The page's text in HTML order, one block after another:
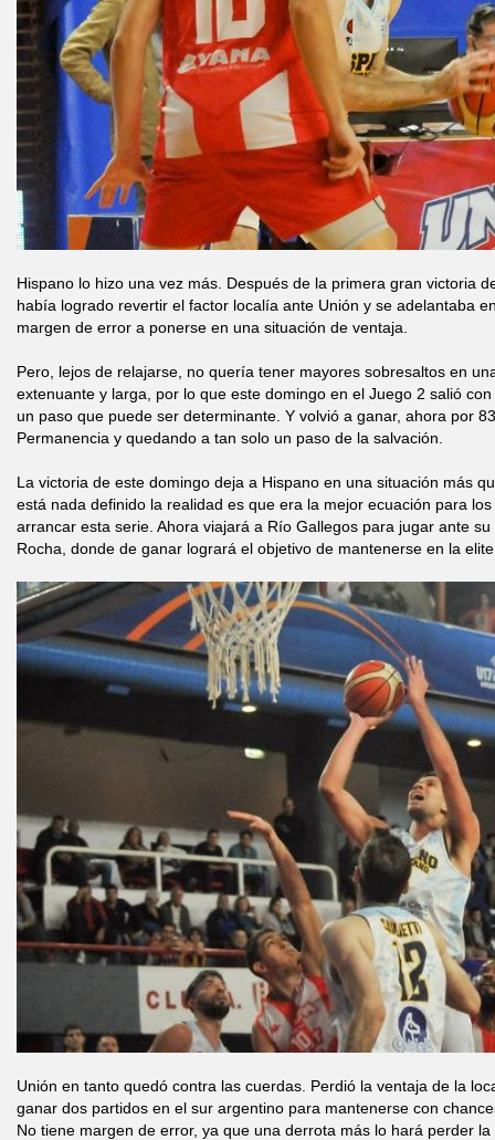
Hispano lo hizo una vez más. Después de la primera gran victoria
había logrado revertir el factor localía ante Unión y se adelantaba
margen de error a ponerse en una situación de ventaja.
Pero, lejos de relajarse, no quería tener mayores sobresaltos en
extenuante y larga, por lo que este domingo en el Juego 2 salió
un paso que puede ser determinante. Y volvió a ganar, ahora por
Permanencia y quedando a tan solo un paso de la salvación.
La victoria de este domingo deja a Hispano en una situación más
está nada definido la realidad es que era la mejor ecuación para
arrancar esta serie. Ahora viajará a Río Gallegos para jugar ante
Rocha, donde de ganar logrará el objetivo de mantenerse en la
Unión en tanto quedó contra las cuerdas. Perdió la ventaja de la
ganar dos partidos en el sur argentino para mantenerse con
No tiene margen de error, ya que una derrota más lo hará perder